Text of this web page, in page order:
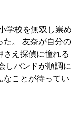
学校を無双し崇め
た。 友奈が自分の
さえ探偵に憧れる
しバンドが順調に
なことが待ってい